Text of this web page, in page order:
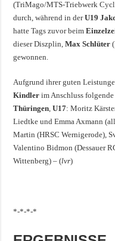
(TriMago/MTS-Triebwerk
durch, während in derU19
hatte Tags zuvor beim
dieser Diszplin,Max Schlüter
gewonnen.
Aufgrund ihrer guten
Kindler im Anschluss
Thüringen,U17: Moritz
Liedtke und Emma Axmann
Martin (HRSC Wernigerode),
Valentino Bidmon (Dessauer
Wittenberg) – (lvr)
*-*-*-*